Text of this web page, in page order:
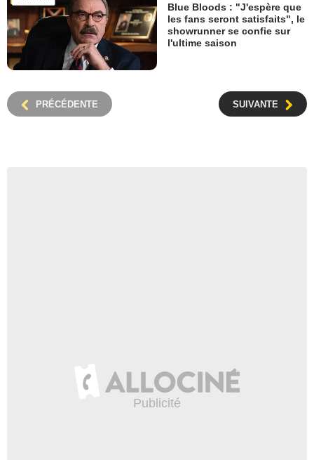
Blue Bloods : "J'espère que
les fans seront satisfaits", le
showrunner se confie sur
l'ultime saison
PRÉCÉDENTE SUIVANTE